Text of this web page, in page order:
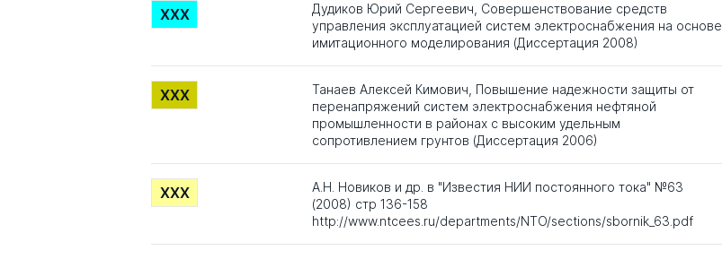
XXX
Дудиков Юрий Сергеевич, Совершенствование средств
управления эксплуатацией систем электроснабжения на основе
имитационного моделирования (Диссертация 2008)
XXX
Танаев Алексей Кимович, Повышение надежности защиты от
перенапряжений систем электроснабжения нефтяной
промышленности в районах с высоким удельным
сопротивлением грунтов (Диссертация 2006)
XXX
А.Н. Новиков и др. в "Известия НИИ постоянного тока" №63
(2008) стр 136-158
http://www.ntcees.ru/departments/NTO/sections/sbornik_63.pdf